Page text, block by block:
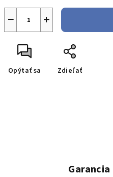
+
−
Opýtať sa Zdieľať